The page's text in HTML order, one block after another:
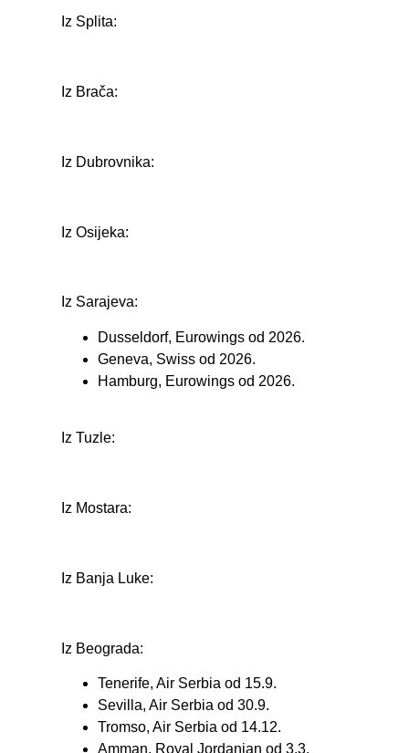
Iz Splita:
Iz Brača:
Iz Dubrovnika:
Iz Osijeka:
Iz Sarajeva:
Dusseldorf, Eurowings od 2026.
Geneva, Swiss od 2026.
Hamburg, Eurowings od 2026.
Iz Tuzle:
Iz Mostara:
Iz Banja Luke:
Iz Beograda:
Tenerife, Air Serbia od 15.9.
Sevilla, Air Serbia od 30.9.
Tromso, Air Serbia od 14.12.
Amman, Royal Jordanian od 3.3.